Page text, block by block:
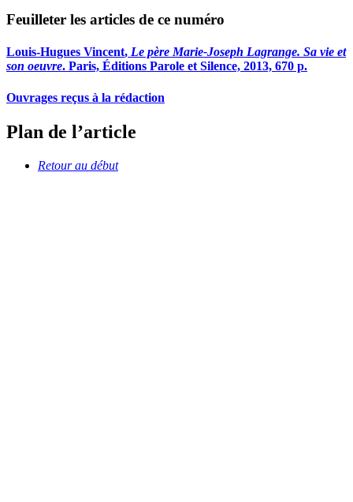
Feuilleter les articles de ce numéro
Louis-Hugues Vincent, Le père Marie-Joseph Lagrange. Sa vie et
son oeuvre. Paris, Éditions Parole et Silence, 2013, 670 p.
Ouvrages reçus à la rédaction
Plan de l’article
Retour au début